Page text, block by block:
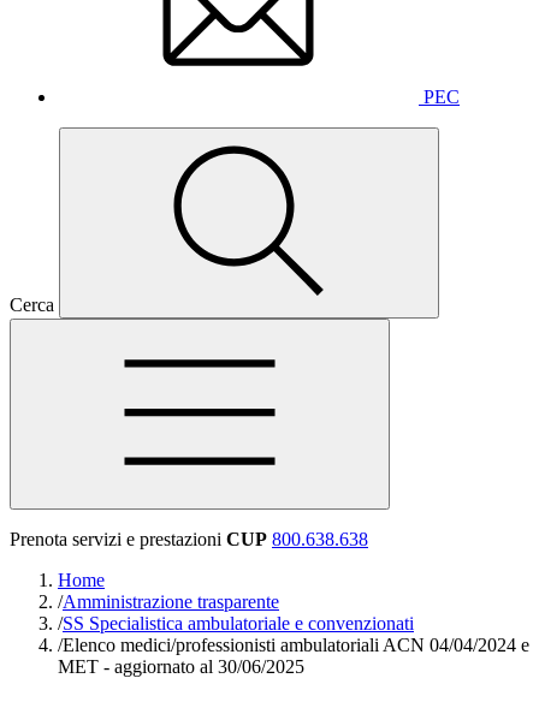
PEC
Cerca
Prenota servizi e prestazioni CUP 800.638.638
Home
/Amministrazione trasparente
/SS Specialistica ambulatoriale e convenzionati
/Elenco medici/professionisti ambulatoriali ACN 04/04/2024 e
MET - aggiornato al 30/06/2025